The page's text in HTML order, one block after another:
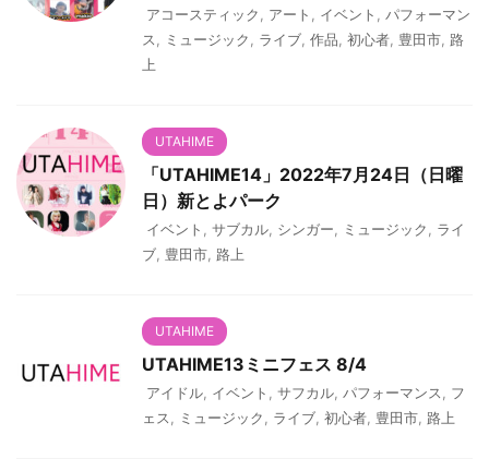
アコースティック アート イベント
パフォーマン
ス
ミュージック ライブ 作品 初心者 豊田市 路
上
UTAHIME
「UTAHIME14」2022年7月24日（日曜
日）新とよパーク
イベント サブカル シンガー ミュージック
ライ
ブ 豊田市 路上
UTAHIME
UTAHIME13ミニフェス 8/4
アイドル イベント サフカル パフォーマンス
フ
ェス
ミュージック ライブ 初心者 豊田市 路上